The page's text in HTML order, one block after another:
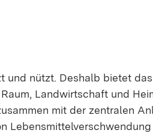
und nützt. Deshalb bietet
Landwirtschaft und
mit der zentralen
Lebensmittelverschwendung